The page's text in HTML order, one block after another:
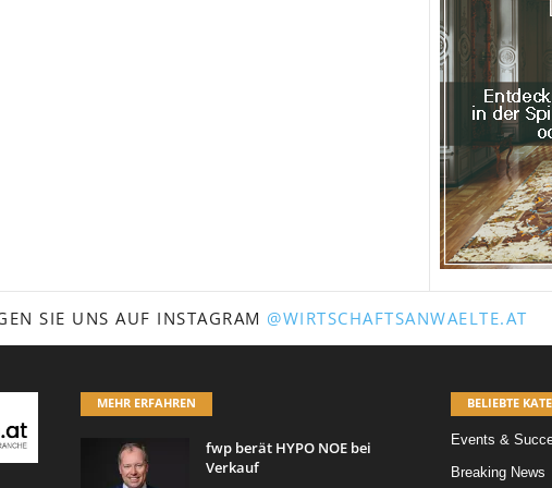
SIE UNS AUF INSTAGRAM @WIRTSCHAFTSANWAELTE.AT
MEHR ERFAHREN
fwp berät HYPO NOE bei
Verkauf
BELIEBTE
Events &
Breaking News